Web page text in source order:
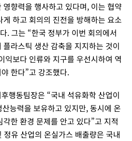
향력을 행사하고 있다며, 이는 협약
하고 회의의 진전을 방해하는 요소
. 그는 “한국 정부가 이번 회의에서
라스틱 생산 감축을 지지하는 것이
익보다 인류와 지구를 우선시하여 역
한다”고 강조했다.
행동팀장은 “국내 석유화학 산업이
능력을 보유하고 있지만, 동시에 온
한 환경 문제를 안고 있다”고 지적
유 산업의 온실가스 배출량은 국내